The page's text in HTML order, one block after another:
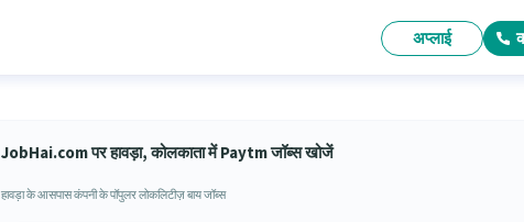
अप्लाई
JobHai.com पर हावड़ा, कोलकाता में Paytm जॉब्स खोजें
हावड़ा के आसपास कंपनी के पॉपुलर लोकलिटीज़ बाय जॉब्स